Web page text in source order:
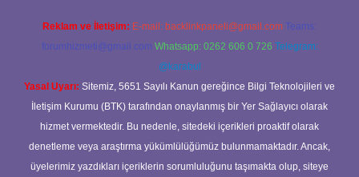
Reklam ve İletişim: E-mail: backlinkpaneli@gmail.com Teams:
forumhizmeti@gmail.com Whatsapp: 0262 606 0 726 Telegram:
@karabul
Yasal Uyarı: Sitemiz, 5651 Sayılı Kanun gereğince Bilgi Teknolojileri ve
İletişim Kurumu (BTK) tarafından onaylanmış bir Yer Sağlayıcı olarak
hizmet vermektedir. Bu nedenle, sitedeki içerikleri proaktif olarak
denetleme veya araştırma yükümlülüğümüz bulunmamaktadır. Ancak,
üyelerimiz yazdıkları içeriklerin sorumluluğunu taşımakta olup, siteye